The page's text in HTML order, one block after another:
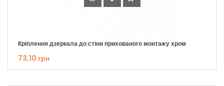
Кріплення дзеркала до стіни прихованого монтажу хром
73,10 грн